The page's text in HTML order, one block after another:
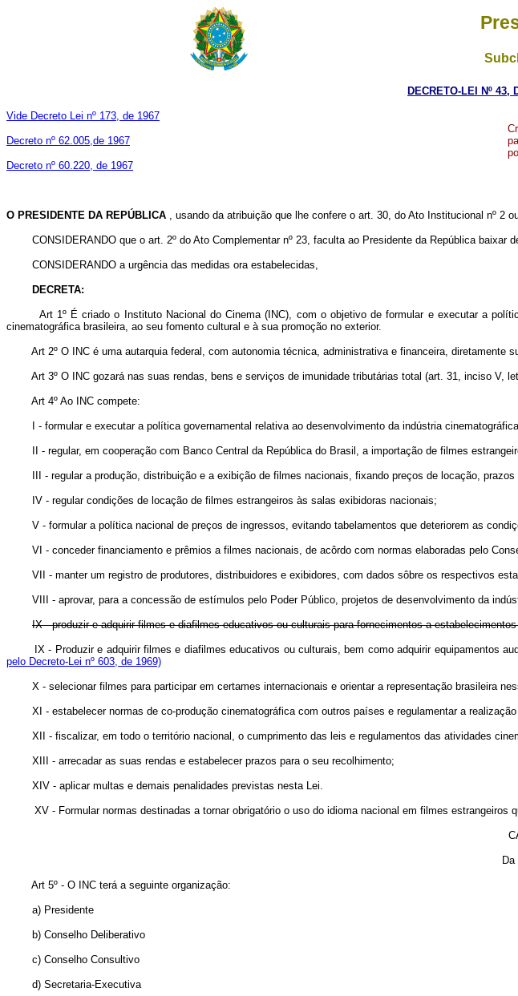
DECRETO-LEI Nº 43,
Vide Decreto Lei nº 173, de 1967
Decreto nº 62.005,de 1967
Decreto nº 60.220, de 1967
O PRESIDENTE DA REPÚBLICA , usando da atribuição que lhe confere o art. 30, do Ato Institucional nº 2
CONSIDERANDO que o art. 2º do Ato Complementar nº 23, faculta ao Presidente da República baixar
CONSIDERANDO a urgência das medidas ora estabelecidas,
DECRETA:
Art 1º É criado o Instituto Nacional do Cinema (INC), com o objetivo de formular e executar a
cinematográfica brasileira, ao seu fomento cultural e à sua promoção no exterior.
Art 2º O INC é uma autarquia federal, com autonomia técnica, administrativa e financeira, diretamente
Art 3º O INC gozará nas suas rendas, bens e serviços de imunidade tributárias total (art. 31, inciso V,
Art 4º Ao INC compete:
I - formular e executar a política governamental relativa ao desenvolvimento da indústria
II - regular, em cooperação com Banco Central da República do Brasil, a importação de filmes
III - regular a produção, distribuição e a exibição de filmes nacionais, fixando preços de locação, prazos
IV - regular condições de locação de filmes estrangeiros às salas exibidoras nacionais;
V - formular a política nacional de preços de ingressos, evitando tabelamentos que deteriorem as
VI - conceder financiamento e prêmios a filmes nacionais, de acôrdo com normas elaboradas pelo
VII - manter um registro de produtores, distribuidores e exibidores, com dados sôbre os respectivos
VIII - aprovar, para a concessão de estímulos pelo Poder Público, projetos de desenvolvimento da
IX - produzir e adquirir filmes e diafilmes educativos ou culturais para fornecimentos a
IX - Produzir e adquirir filmes e diafilmes educativos ou culturais, bem como adquirir
pelo Decreto-Lei nº 603, de 1969)
X - selecionar filmes para participar em certames internacionais e orientar a representação brasileira
XI - estabelecer normas de co-produção cinematográfica com outros países e regulamentar a realização
XII - fiscalizar, em todo o território nacional, o cumprimento das leis e regulamentos das atividades
XIII - arrecadar as suas rendas e estabelecer prazos para o seu recolhimento;
XIV - aplicar multas e demais penalidades previstas nesta Lei.
XV - Formular normas destinadas a tornar obrigatório o uso do idioma nacional em filmes
Art 5º - O INC terá a seguinte organização:
a) Presidente
b) Conselho Deliberativo
c) Conselho Consultivo
d) Secretaria-Executiva